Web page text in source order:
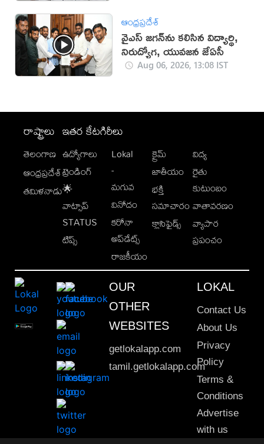
ఆంధ్రప్రదేశ్
వైఎస్‌ జగన్‌ను కలిసిన విద్యార్థి,
నిరుద్యోగ, యువజన జేఏసీ
Aug 06, 2026, 13:08 IST
రాష్ట్రాలు
తెలంగాణ
ఆంధ్రప్రదేశ్
తమిళనాడు
ఇతర కేటగిరీలు
ఉద్యోగాలు
ట్రెండింగ్
🌟
వాట్సాప్
STATUS
టిప్స్
Lokal
-
మగువ
వినోదం
కరోనా
అప్‌డేట్స్
రాజకీయం
క్రైమ్
జాతీయం
భక్తి
సమాచారం
క్లాసిఫైడ్స్
విద్య
రైతు
కుటుంబం
వాతావరణం
వ్యాపార
ప్రపంచం
OUR
OTHER
WEBSITES
getlokalapp.com
tamil.getlokalapp.com
LOKAL
Contact Us
About Us
Privacy
Policy
Terms &
Conditions
Advertise
with us